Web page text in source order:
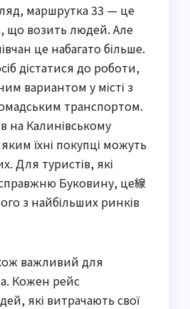
маршрутка 33 — це
що возить людей. Але
це набагато більше.
дістатися до роботи,
вариантом у місті з
транспортом.
на Калинівському
їхні покупці можуть
Для туристів, які
Буковину, це線
з найбільших ринків
важливий для
Кожен рейс
які витрачають свої